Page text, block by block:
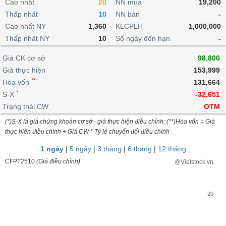
Giao
dịch
nội
bộ
Niên
giám
Tài
liệu
cổ
đông
Định
giá
Nước
ngoài
Tự
doanh
Top
cổ
phiếu
Bản
giao
dịch
Chứng
quyền
Tổng
quan
Thống
kê
dịch
Định
Thống
kê
giao
dịch
Tin
tức
tích
kỹ
thuật
Bảng
giá
Bộ
lọc
cổ
phiếu
sánh
mô
lai
Chứng
quyền
Trái
phiếu
doanh
nghiệp
Đào
Dịch
vụ
Cao nhất
20
Thấp nhất
10
Cao nhất NY
1,360
Thấp nhất NY
10
NN mua
19,200
NN bán
-
KLCPLH
1,000,000
Số ngày đến hạn
-
Giá CK cơ sở
98,800
Giá thực hiện
153,999
Hòa vốn **
131,664
S-X *
-32,651
Trạng thái CW
OTM
(*)S-X là giá chứng khoán cơ sở - giá thực hiện điều chỉnh; (**)Hòa vốn = Giá
thực hiện điều chỉnh + Giá CW * Tỷ lệ chuyển đổi điều chỉnh
1 ngày| 5 ngày| 3 tháng | 6 tháng | 12 tháng
CFPT2510 (Giá điều chỉnh) @Vietstock.vn
20
BẤT
ĐỘNG
SẢN
TÀI
CHÍNH
HÀNG
HÓA